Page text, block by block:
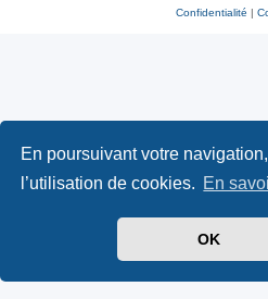
En poursuivant votre
l’utilisation de cookies. En
OK
Confidentialité |